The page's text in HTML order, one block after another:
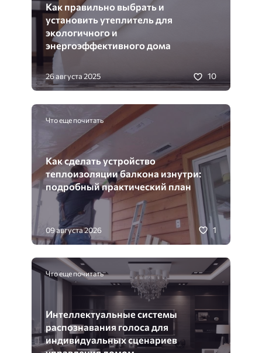
Как правильно выбрать и
установить утеплитель для
экологичного и
энергоэффективного дома
26 августа 2025 10
Что еще почитать
Как сделать устройство
теплоизоляции балкона изнутри:
подробный практический план
09 августа 2026 1
Что еще почитать
Интеллектуальные системы
распознавания голоса для
индивидуальных сценариев